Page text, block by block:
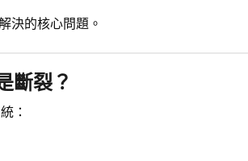
決的核心問題。
斷裂？
：